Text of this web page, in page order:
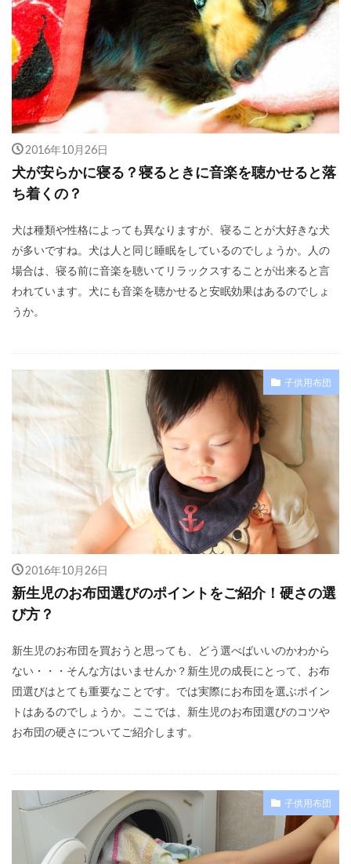
2016年10月26日
犬が安らかに寝る？寝るときに音楽を聴かせると落
ち着くの？
犬は種類や性格によっても異なりますが、寝ることが大好きな犬
が多いですね。犬は人と同じ睡眠をしているのでしょうか。人の
場合は、寝る前に音楽を聴いてリラックスすることが出来ると言
われています。犬にも音楽を聴かせると安眠効果はあるのでしょ
うか。
子供用布団
2016年10月26日
新生児のお布団選びのポイントをご紹介！硬さの選
び方？
新生児のお布団を買おうと思っても、どう選べばいいのかわから
ない・・・そんな方はいませんか？新生児の成長にとって、お布
団選びはとても重要なことです。では実際にお布団を選ぶポイン
トはあるのでしょうか。ここでは、新生児のお布団選びのコツや
お布団の硬さについてご紹介します。
子供用布団